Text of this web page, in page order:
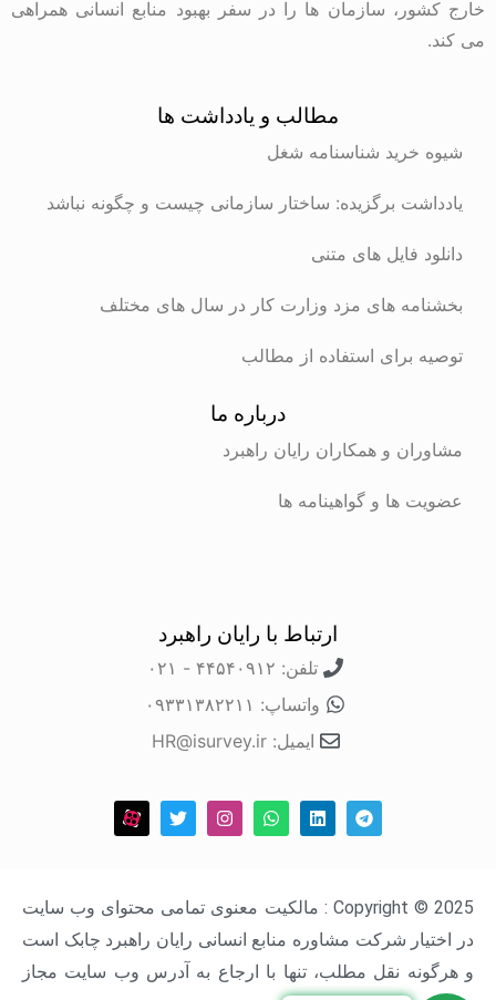
خارج کشور، سازمان ها را در سفر بهبود منابع انسانی همراهی
می کند.
مطالب و یادداشت ها
شیوه خرید شناسنامه شغل
یادداشت برگزیده: ساختار سازمانی چیست و چگونه نباشد
دانلود فایل های متنی
بخشنامه های مزد وزارت کار در سال های مختلف
توصیه برای استفاده از مطالب
درباره ما
مشاوران و همکاران رایان راهبرد
عضویت ها و گواهینامه ها
ارتباط با رایان راهبرد
تلفن: ۴۴۵۴۰۹۱۲ - ۰۲۱
واتساپ: ۰۹۳۳۱۳۸۲۲۱۱
ایمیل: HR@isurvey.ir
Copyright © 2025 : مالکیت معنوی تمامی محتوای وب سایت
در اختیار شرکت مشاوره منابع انسانی رایان راهبرد چابک است
و هرگونه نقل مطلب، تنها با ارجاع به آدرس وب سایت مجاز